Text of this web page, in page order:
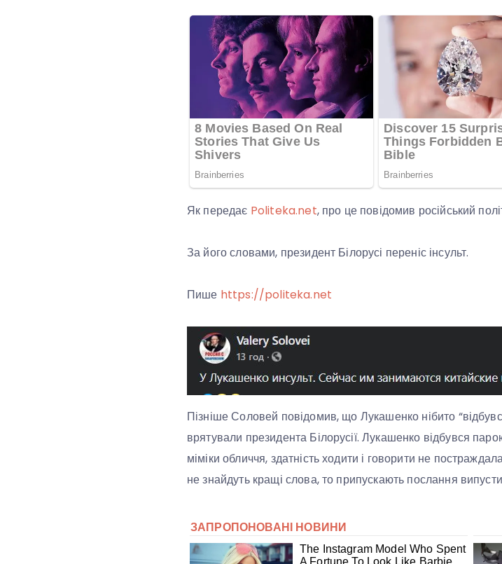
Як передає Politeka.net, про це повідомив російський
За його словами, президент Білорусі переніс інсульт.
Пише https://politeka.net
Пізніше Соловей повідомив, що Лукашенко нібито
врятували президента Білорусії. Лукашенко відбувся
міміки обличчя, здатність ходити і говорити не
не знайдуть кращі слова, то припускають послання